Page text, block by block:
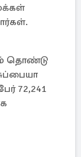
தொண்டு
72,241